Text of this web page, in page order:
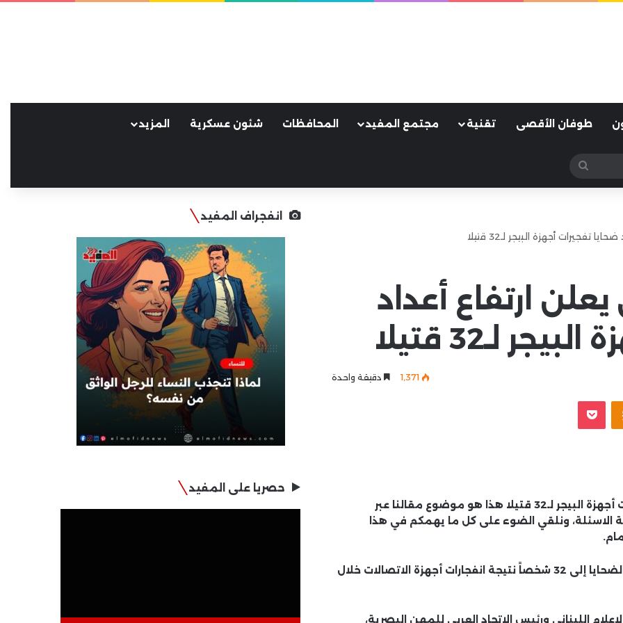
طوفان الأقصى تقنية مجتمع المفيد المحافظات شئون عسكرية المزيد
بحث
عن
تفجيرات أجهزة البيجر لـ32 قتيلا
يعلن ارتفاع أعداد
لـ32 قتيلا
1٬371 دقيقة واحدة
Odnoklassniki
‫Pocket
وزير الصحة اللبنانى يعلن ارتفاع أعداد ضحايا تفجيرات أجهزة البيجر لـ32 قتيلا هذا هو موضوع مقالنا عبر
الاسئلة، ونلقي الضوء على كل ما يهمكم في هذا
أعلن وزير الصحة اللبناني فراس الأبيض، ارتفاع عدد الضحايا إلى 32 شخصاً نتيجة انفجارات أجهزة الاتصالات خلال
اللبناني ورئيس الاتحاد العربي للمهن البصرية،
انفجراف المفيد
حصريا على المفيد